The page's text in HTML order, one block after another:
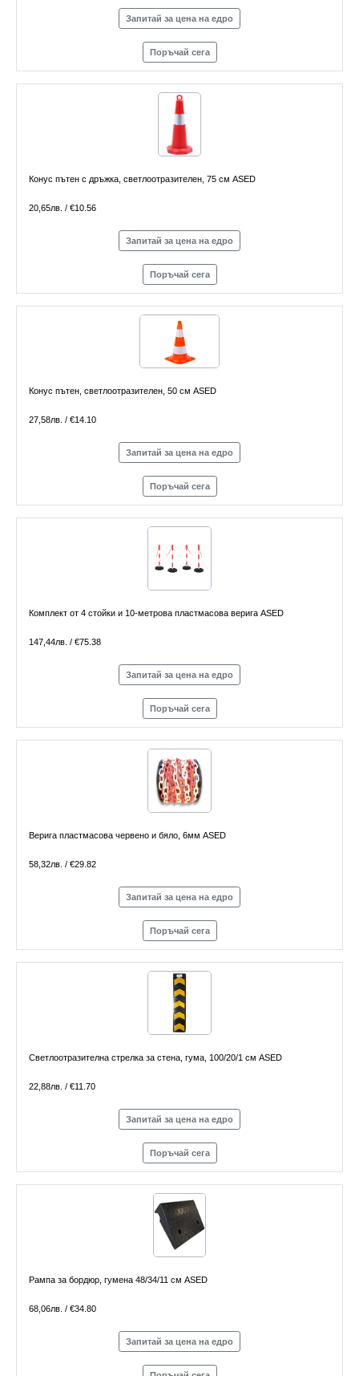
Запитай за цена на едро
Поръчай сега
Конус пътен с дръжка, светлоотразителен, 75 см ASED
20,65лв. / €10.56
Запитай за цена на едро
Поръчай сега
Конус пътен, светлоотразителен, 50 см ASED
27,58лв. / €14.10
Запитай за цена на едро
Поръчай сега
Комплект от 4 стойки и 10-метрова пластмасова верига ASED
147,44лв. / €75.38
Запитай за цена на едро
Поръчай сега
Верига пластмасова червено и бяло, 6мм ASED
58,32лв. / €29.82
Запитай за цена на едро
Поръчай сега
Светлоотразителна стрелка за стена, гума, 100/20/1 см ASED
22,88лв. / €11.70
Запитай за цена на едро
Поръчай сега
Рампа за бордюр, гумена 48/34/11 см ASED
68,06лв. / €34.80
Запитай за цена на едро